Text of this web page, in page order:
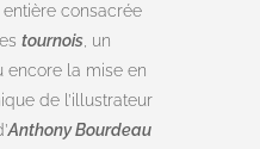
consacrée
tournois, un
encore la mise en
de l’illustrateur
Anthony Bourdeau